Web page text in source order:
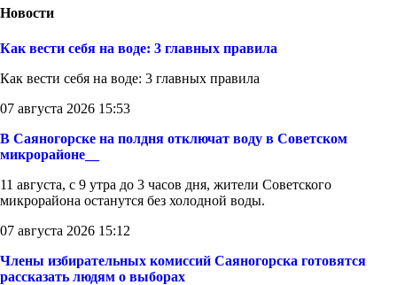
Новости
Как вести себя на воде: 3 главных правила
Как вести себя на воде: 3 главных правила
07 августа 2026 15:53
В Саяногорске на полдня отключат воду в Советском
микрорайоне__
11 августа, с 9 утра до 3 часов дня, жители Советского
микрорайона останутся без холодной воды.
07 августа 2026 15:12
Члены избирательных комиссий Саяногорска готовятся
рассказать людям о выборах